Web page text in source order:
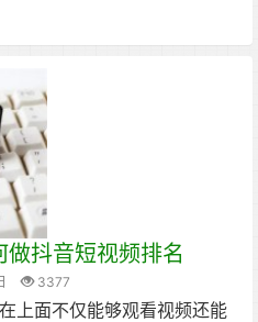
抖音短视频排名
3377
上面不仅能够观看视频还能